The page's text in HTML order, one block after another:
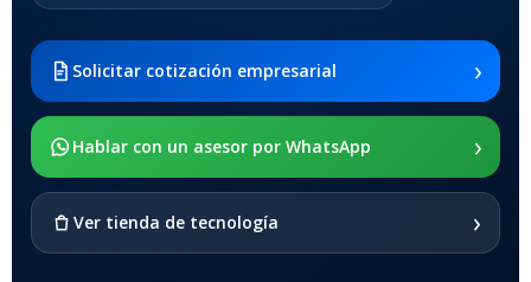
2021 SM-x200 / Samsung
Galaxy Tab A8 10.5 2021 SM-
x205
SOPORTE DE APOYO
Solicitar cotización empresarial ›
Hablar con un asesor por WhatsApp ›
Ver tienda de tecnología ›